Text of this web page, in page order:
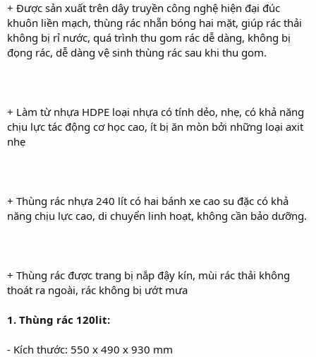
+ Được sản xuất trên dây truyền công nghệ hiện đại đúc
khuôn liền mạch, thùng rác nhẵn bóng hai mặt, giúp rác thải
không bị rỉ nước, quá trình thu gom rác dễ dàng, không bị
đọng rác, dễ dàng vệ sinh thùng rác sau khi thu gom.
+ Làm từ nhựa HDPE loại nhựa có tính dẻo, nhẹ, có khả năng
chịu lực tác động cơ học cao, ít bị ăn mòn bởi những loại axit
nhẹ
+ Thùng rác nhựa 240 lít có hai bánh xe cao su đặc có khả
năng chịu lực cao, di chuyển linh hoạt, không cần bảo dưỡng.
+ Thùng rác được trang bị nắp đậy kín, mùi rác thải không
thoát ra ngoài, rác không bị ướt mưa
1. Thùng rác 120lit:
- Kích thước: 550 x 490 x 930 mm